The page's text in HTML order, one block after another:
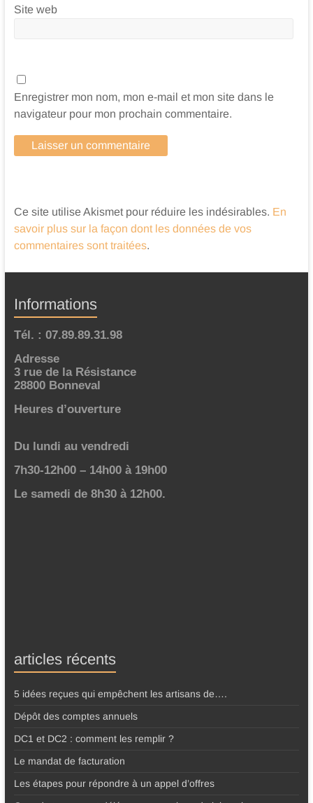
Site web
Enregistrer mon nom, mon e-mail et mon site dans le
navigateur pour mon prochain commentaire.
Ce site utilise Akismet pour réduire les indésirables. En
savoir plus sur la façon dont les données de vos
commentaires sont traitées.
Informations
Tél. : 07.89.89.31.98
Adresse
3 rue de la Résistance
28800 Bonneval
Heures d’ouverture
Du lundi au vendredi
7h30-12h00 – 14h00 à 19h00
Le samedi de 8h30 à 12h00.
articles récents
5 idées reçues qui empêchent les artisans de….
Dépôt des comptes annuels
DC1 et DC2 : comment les remplir ?
Le mandat de facturation
Les étapes pour répondre à un appel d’offres